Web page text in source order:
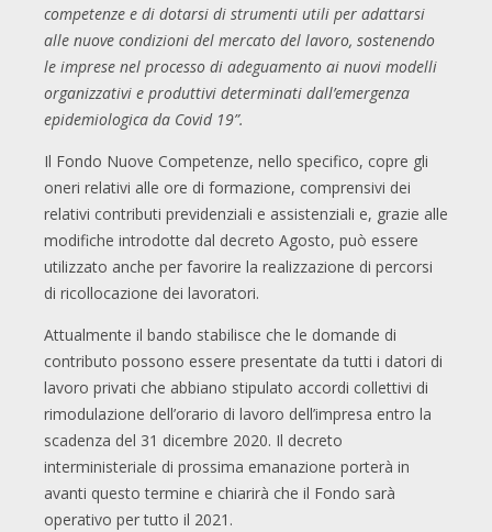
competenze e di dotarsi di strumenti utili per adattarsi
alle nuove condizioni del mercato del lavoro, sostenendo
le imprese nel processo di adeguamento ai nuovi modelli
organizzativi e produttivi determinati dall’emergenza
epidemiologica da Covid 19”.
Il Fondo Nuove Competenze, nello specifico, copre gli
oneri relativi alle ore di formazione, comprensivi dei
relativi contributi previdenziali e assistenziali e, grazie alle
modifiche introdotte dal decreto Agosto, può essere
utilizzato anche per favorire la realizzazione di percorsi
di ricollocazione dei lavoratori.
Attualmente il bando stabilisce che le domande di
contributo possono essere presentate da tutti i datori di
lavoro privati che abbiano stipulato accordi collettivi di
rimodulazione dell’orario di lavoro dell’impresa entro la
scadenza del 31 dicembre 2020. Il decreto
interministeriale di prossima emanazione porterà in
avanti questo termine e chiarirà che il Fondo sarà
operativo per tutto il 2021.